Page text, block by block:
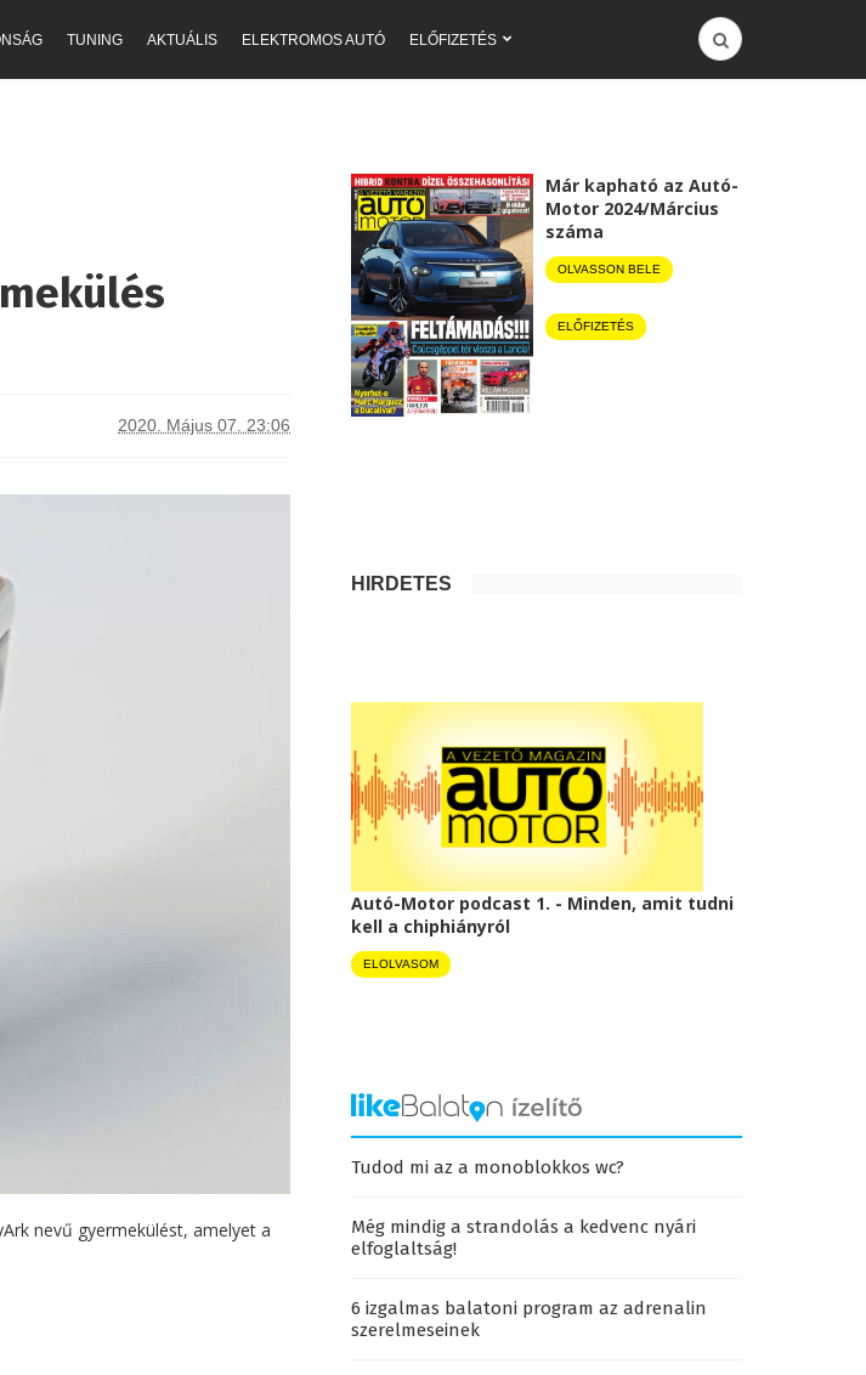
TUNING AKTUÁLIS ELEKTROMOS AUTÓ ELŐFIZETÉS
2020. Május 07. 23:06
nevű gyermekülést, amelyet a
Már kapható az Autó-
Motor 2024/Március
száma
OLVASSON BELE
ELŐFIZETÉS
HIRDETÉS
Autó-Motor podcast 1. - Minden, amit tudni
kell a chiphiányról
ELOLVASOM
Tudod mi az a monoblokkos wc?
Még mindig a strandolás a kedvenc nyári
elfoglaltság!
6 izgalmas balatoni program az adrenalin
szerelmeseinek